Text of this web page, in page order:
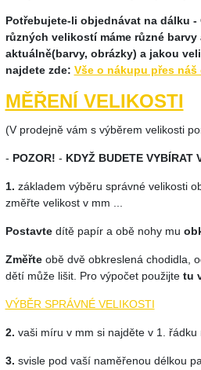
Potřebujete-li objednávat na dálku -
různých velikostí máme různé
aktuálně(barvy, obrázky) a jakou
najdete zde: Vše o nákupu přes náš
MĚŘENÍ VELIKOSTI
(V prodejně vám s výběrem velikosti
- POZOR! - KDYŽ BUDETE VYBÍRAT
1. základem výběru správné velikosti
změřte velikost v mm ...
Postavtedítě papír a obě nohy mu
Změřteobě dvě obkreslená chodidla,
dětí může lišit. Pro výpočet použijte tu
VÝBĚR SPRÁVNÉ VELIKOSTI
2. vaši míru v mm si najděte v 1.
3. svisle pod vaší naměřenou délkou